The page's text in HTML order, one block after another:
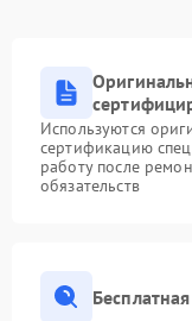
Используются
сертификацию
работу после
обязательств